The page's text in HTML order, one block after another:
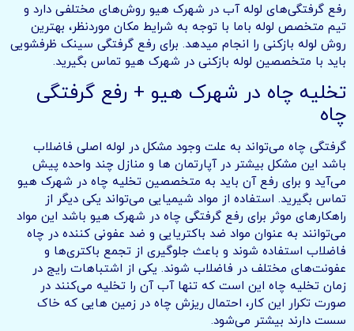
رفع گرفتگی‌های لوله آب در شهرک هیو روش‌های مختلفی دارد و
تیم متخصص لوله باما با توجه به شرایط مکان موردنظر، بهترین
روش لوله بازکنی را انجام میدهد. برای رفع گرفتگی سینک ظرفشویی
باید با متخصصین لوله بازکنی در شهرک هیو تماس بگیرید.
تخلیه چاه در شهرک هیو + رفع گرفتگی
چاه
گرفتگی چاه می‌تواند به علت وجود مشکل در لوله اصلی فاضلاب
باشد این مشکل بیشتر در آپارتمان ها و منازل چند واحده پیش
می‌آید و برای رفع آن باید به متخصصین تخلیه چاه در شهرک هیو
تماس بگیرید. استفاده از مواد شیمیایی می‌تواند یکی دیگر از
راهکارهای موثر برای رفع گرفتگی چاه در شهرک هیو باشد این مواد
می‌توانند به عنوان مواد ضد باکتریایی و ضد عفونی کننده در چاه
فاضلاب استفاده شوند و باعث جلوگیری از تجمع باکتری‌ها و
عفونت‌های مختلف در فاضلاب شوند. یکی از اشتباهات رایج در
زمان تخلیه چاه این است که تنها آب آن را تخلیه می‌کنند در
صورت تکرار این کار، احتمال ریزش چاه در زمین هایی که خاک
سست دارند بیشتر می‌شود.